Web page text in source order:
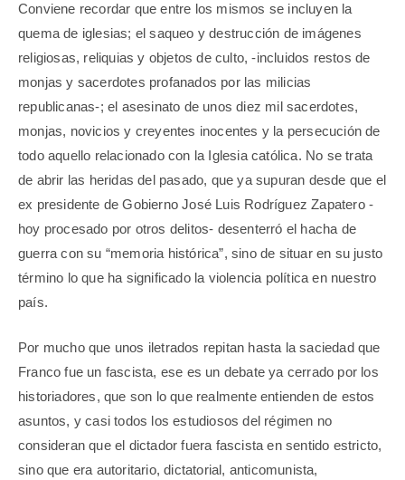
Conviene recordar que entre los mismos se incluyen la
quema de iglesias; el saqueo y destrucción de imágenes
religiosas, reliquias y objetos de culto, -incluidos restos de
monjas y sacerdotes profanados por las milicias
republicanas-; el asesinato de unos diez mil sacerdotes,
monjas, novicios y creyentes inocentes y la persecución de
todo aquello relacionado con la Iglesia católica. No se trata
de abrir las heridas del pasado, que ya supuran desde que el
ex presidente de Gobierno José Luis Rodríguez Zapatero -
hoy procesado por otros delitos- desenterró el hacha de
guerra con su “memoria histórica”, sino de situar en su justo
término lo que ha significado la violencia política en nuestro
país.
Por mucho que unos iletrados repitan hasta la saciedad que
Franco fue un fascista, ese es un debate ya cerrado por los
historiadores, que son lo que realmente entienden de estos
asuntos, y casi todos los estudiosos del régimen no
consideran que el dictador fuera fascista en sentido estricto,
sino que era autoritario, dictatorial, anticomunista,